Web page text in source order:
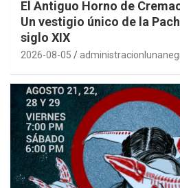
El Antiguo Horno de
Un vestigio único de la
siglo XIX
2026-08-05